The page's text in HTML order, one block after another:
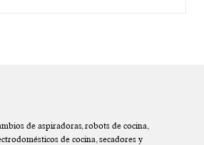
de aspiradoras, robots de cocina,
de cocina, secadores y